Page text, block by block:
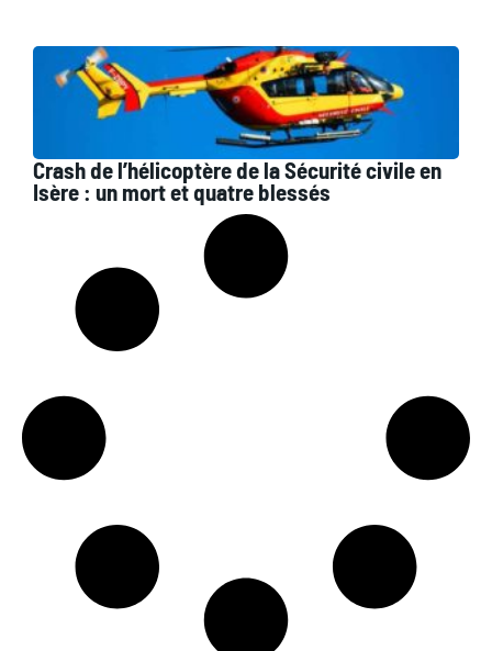
Crash de l’hélicoptère de la Sécurité civile en
Isère : un mort et quatre blessés